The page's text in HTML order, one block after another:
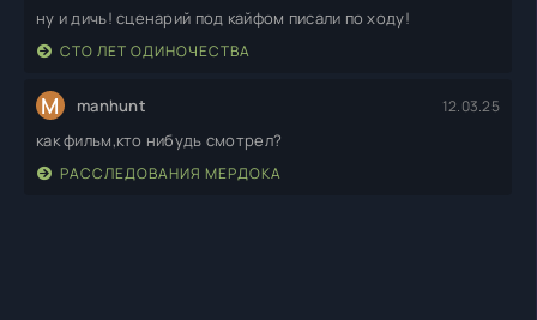
ну и дичь! сценарий под кайфом писали по ходу!
СТО ЛЕТ ОДИНОЧЕСТВА
M manhunt 12.03.25
как фильм,кто нибудь смотрел?
РАССЛЕДОВАНИЯ МЕРДОКА